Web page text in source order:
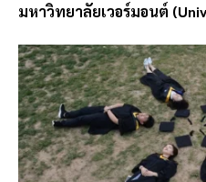
มหาวิทยาลัยเวอร์มอนต์